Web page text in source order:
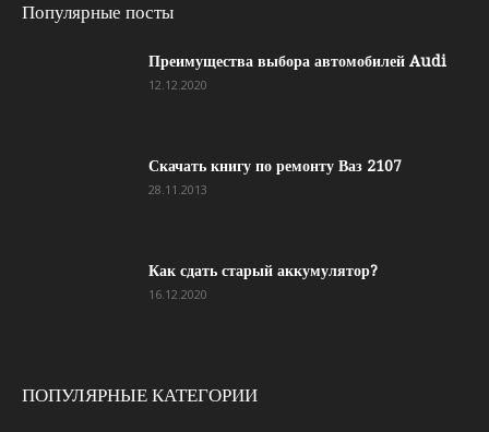
Популярные посты
Преимущества выбора автомобилей Audi
12.12.2020
Скачать книгу по ремонту Ваз 2107
28.11.2013
Как сдать старый аккумулятор?
16.12.2020
ПОПУЛЯРНЫЕ КАТЕГОРИИ